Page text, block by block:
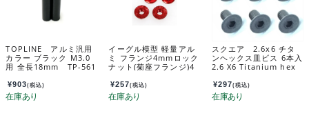
TOPLINE アルミ汎用
カラー ブラック M3.0
用 全長18mm TP-561
¥903(税込)
イーグル模型 軽量アル
ミ フランジ4mmロック
ナット(菊座フランジ)4
¥257(税込)
スクエア 2.6x6 チタ
ンヘックス皿ビス 6本入
2.6 X6 Titanium hex
s.) STR-266
¥297(税込)